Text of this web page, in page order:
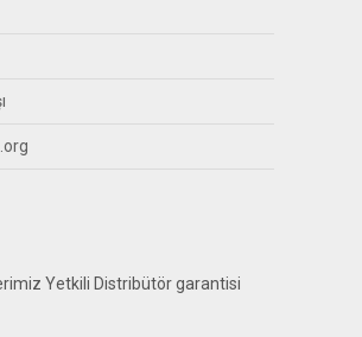
Yetkili Distribütör garantisi